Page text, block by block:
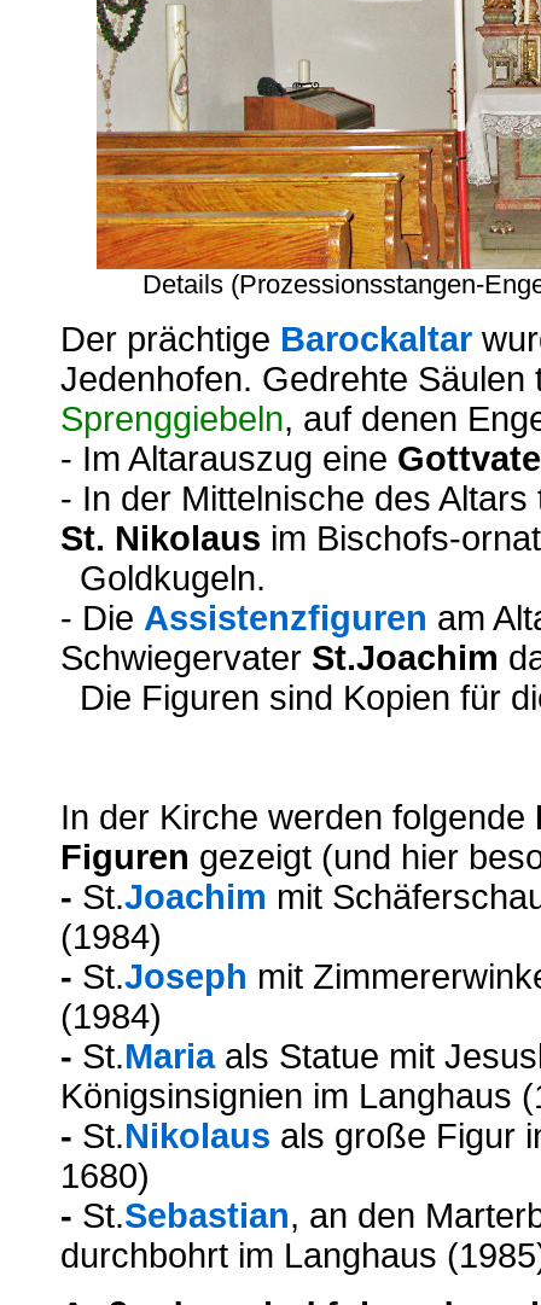
Details (Prozessionsstangen-
Der prächtige Barockaltar
Jedenhofen. Gedrehte
Sprenggiebeln, auf denen
- Im Altarauszug eine
- In der Mittelnische des
St. Nikolaus im Bischofs-
Goldkugeln.
- Die Assistenzfiguren am
Schwiegervater St.Joachim
Die Figuren sind Kopien für
In der Kirche werden folgende
Figuren gezeigt (und hier
- St.Joachim mit
(1984)
- St.Joseph mit
(1984)
- St.Mariaals Statue mit
Königsinsignien im Langhaus
- St.Nikolaus als große Figur
1680)
- St.Sebastian, an den
durchbohrt im Langhaus